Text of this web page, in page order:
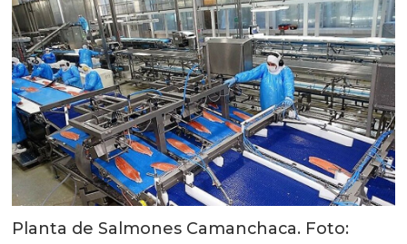
Planta de Salmones Camanchaca. Foto: